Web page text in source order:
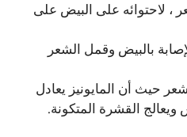
، لاحتوائه على البيض على
بالبيض وقمل الشعر
حيث أن المايونيز يعادل
القشرة المتكونة.